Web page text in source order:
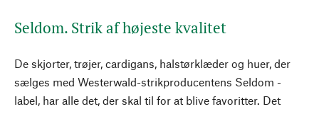
Seldom. Strik af højeste kvalitet
De skjorter, trøjer, cardigans, halstørklæder og huer, der
sælges med Westerwald-strikproducentens Seldom -
label, har alle det, der skal til for at blive favoritter. Det